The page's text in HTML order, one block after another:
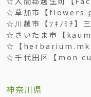
☆草加市【flowers
☆川越市【ﾂｷﾉﾐﾁ】
☆さいたま市【
☆【herbarium.mk
☆千代田区【mon
神奈川県